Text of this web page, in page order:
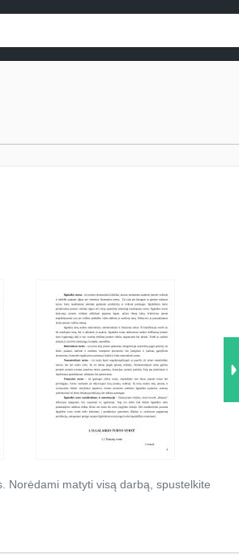
Norėdami matyti visą darbą, spustelkite